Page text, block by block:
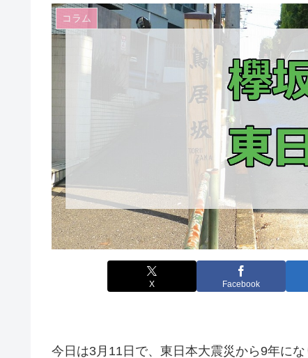
コラム
X Facebook
今日は3月11日で、東日本大震災から9年にな